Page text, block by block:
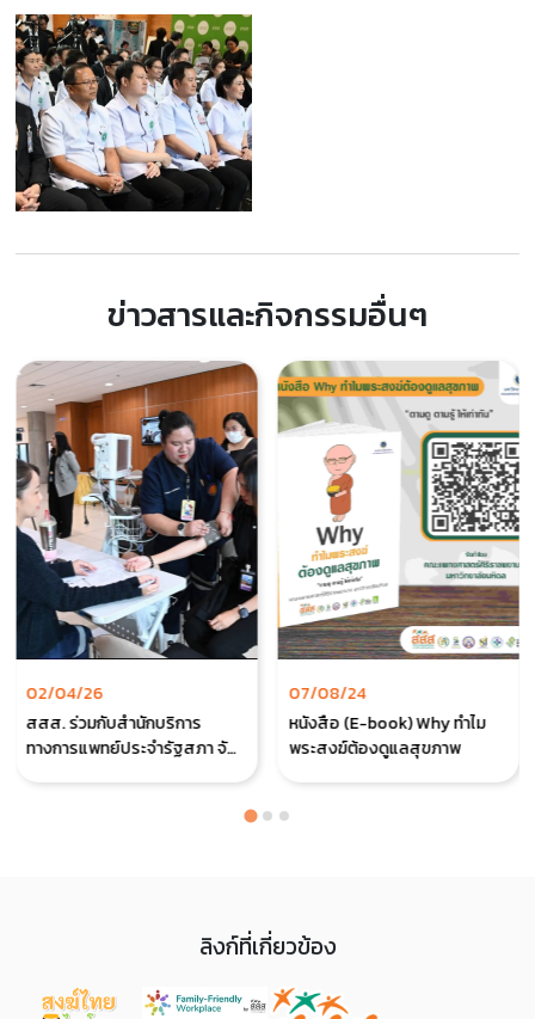
ข่าวสารและกิจกรรมอื่นๆ
02/04/26
สสส. ร่วมกับสำนักบริการ
ทางการแพทย์ประจำรัฐสภา จัด
07/08/24
หนังสือ (E-book) Why ทำไม
พระสงฆ์ต้องดูแลสุขภาพ
ลิงก์ที่เกี่ยวข้อง